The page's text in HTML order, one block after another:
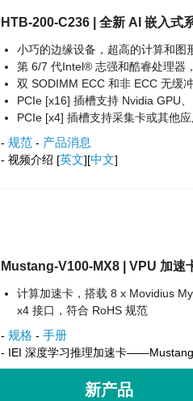
HTB-200-C236 | 全新 AI 嵌入式
小巧的边缘设备，超高的计算和图
第 6/7 代Intel® 志强和酷睿处理器
双 SODIMM ECC 和非 ECC 无缓
PCIe [x16] 插槽支持 Nvidia GPU
PCIe [x4] 插槽支持采集卡或其他
- 规范 - 产品消息
- 视频介绍 [英文][中文]
Mustang-V100-MX8 | VPU 加速
计算加速卡，搭载 8 x Movidius
x4 接口，符合 RoHS 规范
- 规格 - 手册
- IEI 深度学习推理加速卡
新产品